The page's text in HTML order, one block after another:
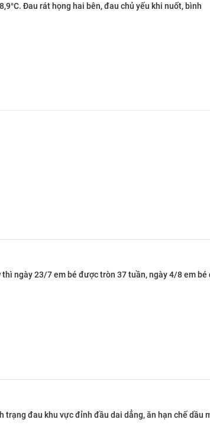
Đau rát họng hai bên, đau chủ yếu khi nuốt, bình
ngày 23/7 em bé được tròn 37 tuần, ngày 4/8 em bé
đau khu vực đỉnh đầu dai dẳng, ăn hạn chế dầu